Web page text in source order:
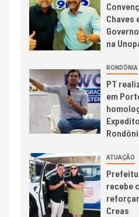
Chaves
na
RONDÔNIA
PT
em
ATUAÇÃO
recebe
Creas